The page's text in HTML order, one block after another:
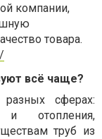
компании,
товара.
всё чаще?
сферах:
и отопления,
труб из